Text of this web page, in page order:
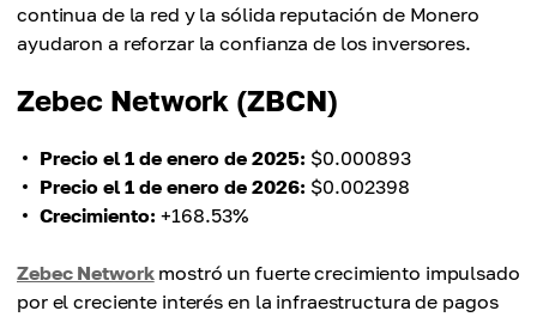
continua de la red y la sólida reputación de Monero
ayudaron a reforzar la confianza de los inversores.
Zebec Network (ZBCN)
Precio el 1 de enero de 2025: $0.000893
Precio el 1 de enero de 2026: $0.002398
Crecimiento: +168.53%
Zebec Networkmostró un fuerte crecimiento impulsado
por el creciente interés en la infraestructura de pagos